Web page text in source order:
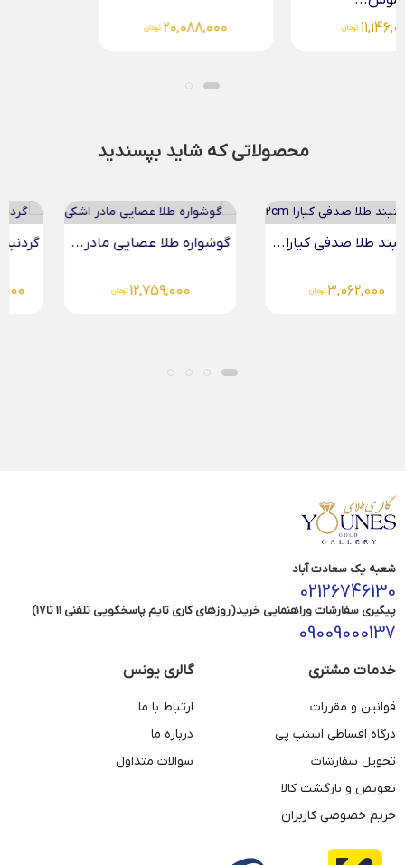
محصولاتی که شاید بپسندید
گوشواره طلا عصایی مادر...
12,759,000
گردنبند طلا حرف H
16,076,000 تومان
شعبه یک سعادت آباد
02126746130
پیگیری سفارشات وراهنمایی خرید(روزهای کاری تایم پاسخگویی تلفنی 11 تا17)
09009000137
خدمات مشتری
قوانین و مقررات
درگاه اقساطی اسنپ پی
تحویل سفارشات
تعویض و بازگشت کالا
حریم خصوصی کاربران
گالری یونس
ارتباط با ما
درباره ما
سوالات متداول